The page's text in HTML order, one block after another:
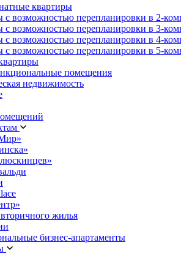
квартиры
с возможностью перепланировки в 2-
с возможностью перепланировки в 3-
с возможностью перепланировки в 4-
с возможностью перепланировки в 5-
помещения
недвижимость
жилья
бизнес-апартаменты